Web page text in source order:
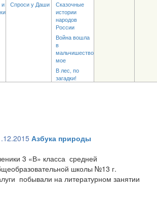
и
Спроси у Даши
Сказочные
истории
народов
России
Война вошла
в
мальчишество
мое
В лес, по
загадки!
Азбука природы
3 «В» класса средней
школы №13 г.
побывали на литературном занятии